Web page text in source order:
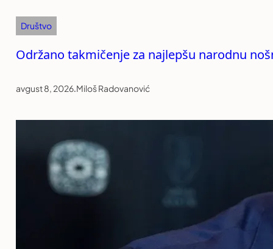
Društvo
Održano takmičenje za najlepšu narodnu
avgust 8, 2026.Miloš Radovanović